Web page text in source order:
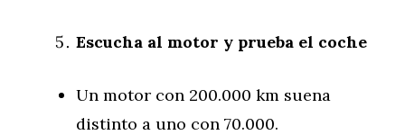
Escucha al motor y prueba el coche
Un motor con 200.000 km suena
distinto a uno con 70.000.